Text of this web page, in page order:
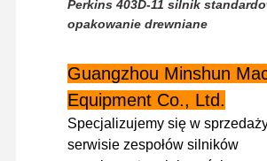
Pozostałe części silników
elementy elektryczne silnika
Układ paliwowy silnika
Części hydrauliczne koparki
Perkins 403D-11 silnik
opakowanie drewniane
Guangzhou Minshun
Equipment Co., Ltd.
Specjalizujemy się w
serwisie zespołów silników